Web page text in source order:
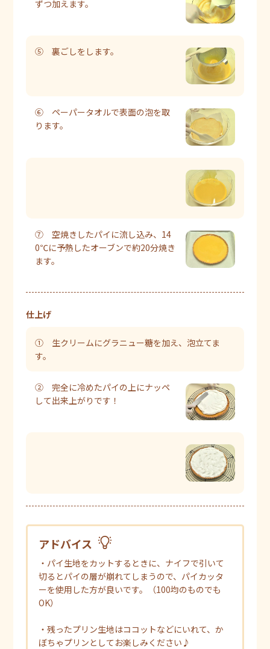
ずつ加えます。
⑤ 裏ごしをします。
⑥ ペーパータオルで表面の泡を取
ります。
⑦ 空焼きしたパイに流し込み、14
0℃に予熱したオーブンで約20分焼き
ます。
仕上げ
① 生クリームにグラニュー糖を加え、泡立てま
す。
② 完全に冷めたパイの上にナッペ
して出来上がりです！
アドバイス
・パイ生地をカットするときに、ナイフで引いて
切るとパイの層が崩れてしまうので、パイカッタ
ーを使用した方が良いです。（100均のものでも
OK）
・残ったプリン生地はココットなどにいれて、か
ぼちゃプリンとしてお楽しみください♪